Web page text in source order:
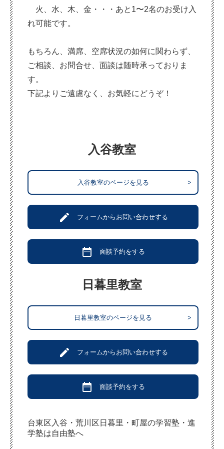
火、水、木、金・・・あと1〜2名のお受け入
れ可能です。
もちろん、満席、空席状況の如何に関わらず、
ご相談、お問合せ、面談は随時承っておりま
す。
下記よりご遠慮なく、お気軽にどうぞ！
入谷教室
入谷教室のページを見る >
create フォームからお問い合わせする
date_range 面談予約をする
日暮里教室
日暮里教室のページを見る >
create フォームからお問い合わせする
date_range 面談予約をする
台東区入谷・荒川区日暮里・町屋の学習塾・進
学塾は自由塾へ